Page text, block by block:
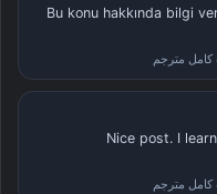
Bu konu hakkında bilgi
Nice post. I